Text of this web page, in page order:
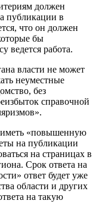
должен
публикации в
что он должен
бы
ведется работа.
власти не может
неуместные
без
справочной
иметь «повышенную
на публикации
на страницах в
Срок ответа на
ответ будет уже
области и других
на такую